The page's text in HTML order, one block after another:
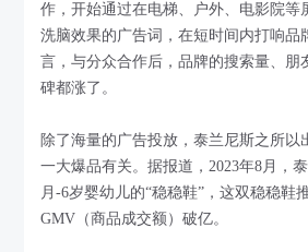
作，开始通过在电梯、户外、电影院等
洗脑效果的广告词，在短时间内打响品
言，与分众合作后，品牌的搜索量、朋
碑都涨了。
除了海量的广告投放，泰兰尼斯之所以
一大爆品有关。据报道，2023年8月，
月-6岁婴幼儿的“稳稳鞋”，这双稳稳鞋
GMV（商品成交额）破亿。